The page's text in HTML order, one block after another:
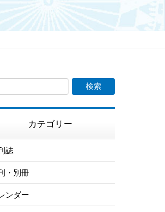
カテゴリー
誌
・別冊
ンダー